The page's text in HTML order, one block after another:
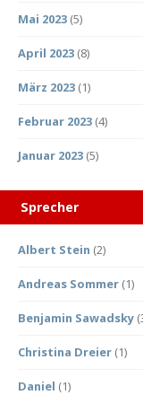
Mai 2023 (5)
April 2023 (8)
März 2023 (1)
Februar 2023 (4)
Januar 2023 (5)
Sprecher
Albert Stein (2)
Andreas Sommer (1)
Benjamin Sawadsky
Christina Dreier (1)
Daniel (1)